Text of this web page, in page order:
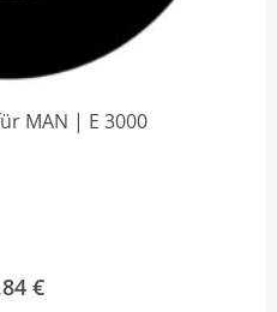
MAN | E 3000
€